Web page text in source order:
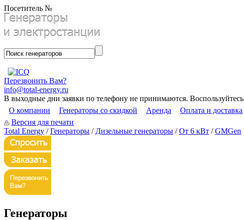
Посетитель №
Перезвонить Вам?
info@total-energy.ru
В выходные дни заявки по телефону не принимаются. Воспользуйтесь
О компании
Генераторы со скидкой Аренда Оплата и доставка
Версия для печати
Total Energy /Генераторы / Дизельные генераторы /От 6 кВт /GMGen
Генераторы